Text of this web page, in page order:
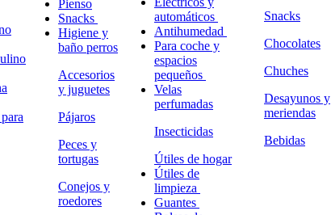
Pienso
Snacks
Higiene y
baño perros
Accesorios
y juguetes
Pájaros
Peces y
tortugas
Conejos y
roedores
automáticos
Antihumedad
Para coche y
espacios
pequeños
Velas
perfumadas
Insecticidas
Útiles de hogar
Útiles de
limpieza
Guantes
Snacks
Chocolates
Chuches
Desayunos y
meriendas
Bebidas